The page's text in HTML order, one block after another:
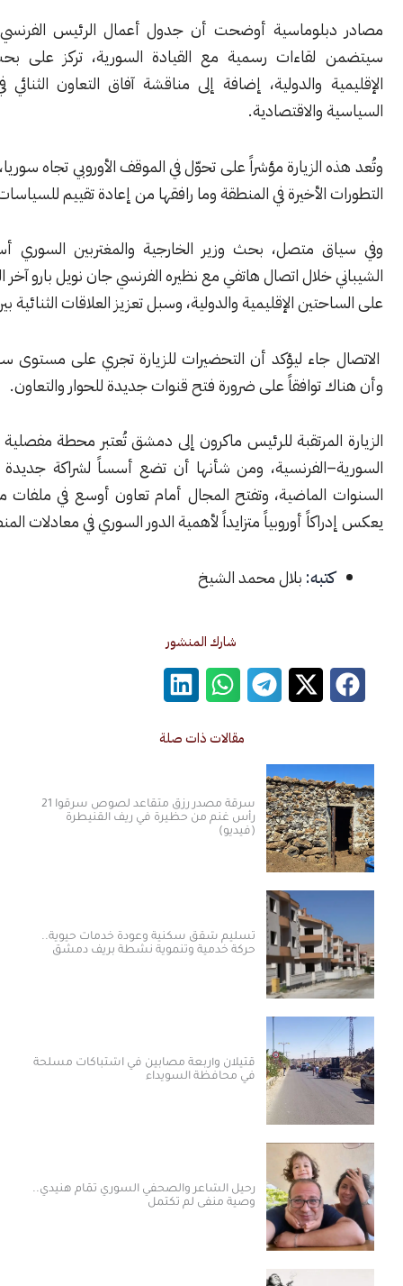
أوضحت أن جدول أعمال الرئيس الفرنسي في دمشق
لقاءات رسمية مع القيادة السورية، تركز على بحث الملفات
والدولية، إضافة إلى مناقشة آفاق التعاون الثنائي في المجالات
والاقتصادية.
الزيارة مؤشراً على تحوّل في الموقف الأوروبي تجاه سوريا، خاصة بعد
الأخيرة في المنطقة وما رافقها من إعادة تقييم للسياسات الغربية.
متصل، بحث وزير الخارجية والمغتربين السوري أسعد حسن
خلال اتصال هاتفي مع نظيره الفرنسي جان نويل بارو آخر المستجدات
الإقليمية والدولية، وسبل تعزيز العلاقات الثنائية بين البلدين.
جاء ليؤكد أن التحضيرات للزيارة تجري على مستوى سياسي رفيع،
توافقاً على ضرورة فتح قنوات جديدة للحوار والتعاون.
المرتقبة للرئيس ماكرون إلى دمشق تُعتبر محطة مفصلية في العلاقات
ومن شأنها أن تضع أسساً لشراكة جديدة تتجاوز إرث
الماضية، وتفتح المجال أمام تعاون أوسع في ملفات متعددة، بما
أوروبياً متزايداً لأهمية الدور السوري في معادلات المنطقة.
بلال محمد الشيخ
شارك المنشور
مقالات ذات صلة
سرقة مصدر رزق متقاعد لصوص سرقوا 21
رأس غنم من حظيرة في ريف القنيطرة
(فيديو)
تسليم شقق سكنية وعودة خدمات حيوية..
حركة خدمية وتنموية نشطة بريف دمشق
قتيلان وأربعة مصابين في اشتباكات مسلحة
في محافظة السويداء
رحيل الشاعر والصحفي السوري تمّام هنيدي..
وصية منفى لم تكتمل